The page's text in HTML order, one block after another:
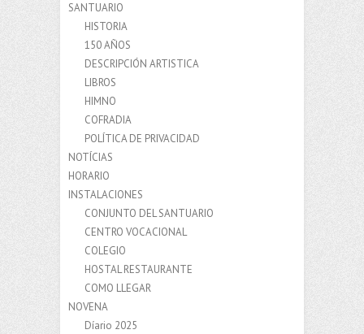
SANTUARIO
HISTORIA
150 AÑOS
DESCRIPCIÓN ARTISTICA
LIBROS
HIMNO
COFRADIA
POLÍTICA DE PRIVACIDAD
NOTÍCIAS
HORARIO
INSTALACIONES
CONJUNTO DEL SANTUARIO
CENTRO VOCACIONAL
COLEGIO
HOSTAL RESTAURANTE
COMO LLEGAR
NOVENA
Díario 2025